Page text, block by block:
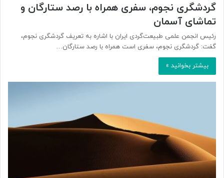
گردشگری نجوم، سفری همراه با رصد ستارگان و
تماشای آسمان
رئیس انجمن علمی طبیعت‌گردی ایران با اشاره به تعریف گردشگری نجوم،
گفت: گردشگری نجوم، سفری است همراه با رصد ستارگان…
بیشتر بخوانید »